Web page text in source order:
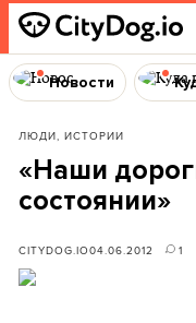
Новости
ЛЮДИ, ИСТОРИИ
«Наши
состоянии»
CITYDOG.IO04.06.2012 1